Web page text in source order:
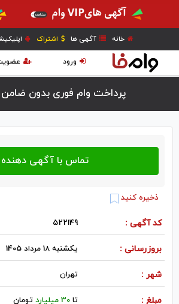
خانه آگهی ها اشتراک
ورود
پرداخت وام فوری بدون ضامن
ذخیره کنید
کد آگهی : 522149
بروزرسانی : یکشنبه 18 مرداد 1405
شهر : تهران
مبلغ : تا30 میلیارد تومان